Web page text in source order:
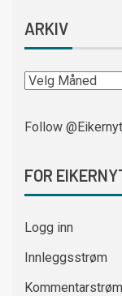
ARKIV
Follow
FOR
Logg inn
Innleggsstrøm
Kommentarstrøm